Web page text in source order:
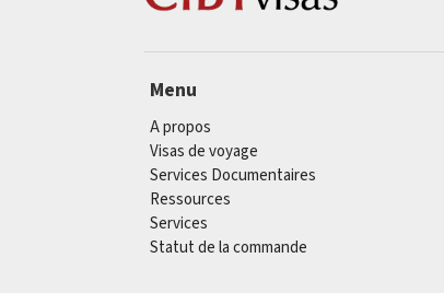
Menu
A propos
Visas de voyage
Services Documentaires
Ressources
Services
Statut de la commande